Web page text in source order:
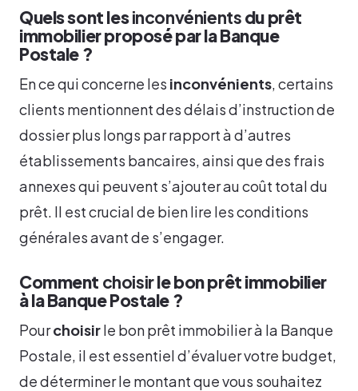
Quels sont lesinconvénientsdu prêt
immobilier proposé par la Banque
Postale ?
En ce qui concerne les inconvénients, certains
clients mentionnent des délais d’instruction de
dossier plus longs par rapport à d’autres
établissements bancaires, ainsi que des frais
annexes qui peuvent s’ajouter au coût total du
prêt. Il est crucial de bien lire les conditions
générales avant de s’engager.
Comment choisirle bon prêt immobilier
à la Banque Postale ?
Pourchoisirle bon prêt immobilier à la Banque
Postale, il est essentiel d’évaluer votre budget,
de déterminer le montant que vous souhaitez